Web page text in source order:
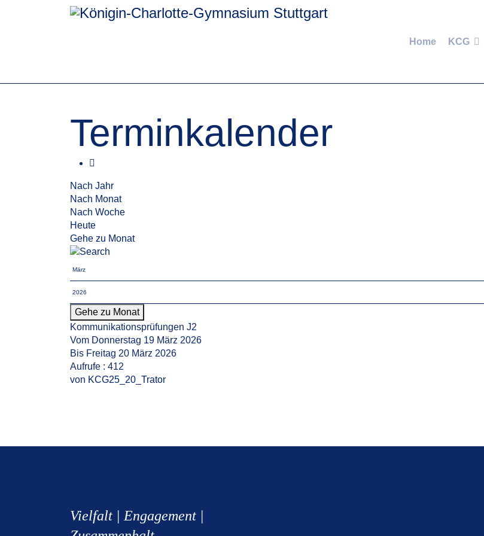
Home KCG
Terminkalender
Nach Jahr
Nach Monat
Nach Woche
Heute
Gehe zu Monat
Gehe zu Monat
Kommunikationsprüfungen J2
Vom Donnerstag 19 März 2026
Bis Freitag 20 März 2026
Aufrufe : 412
von KCG25_20_Trator
Vielfalt | Engagement |